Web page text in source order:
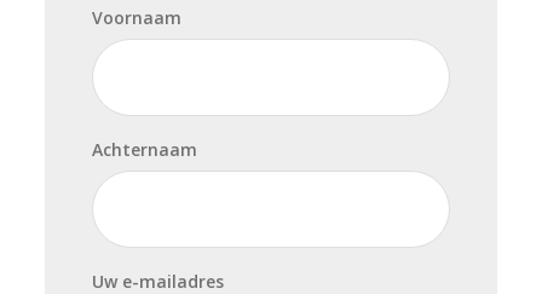
Voornaam
Achternaam
Uw e-mailadres